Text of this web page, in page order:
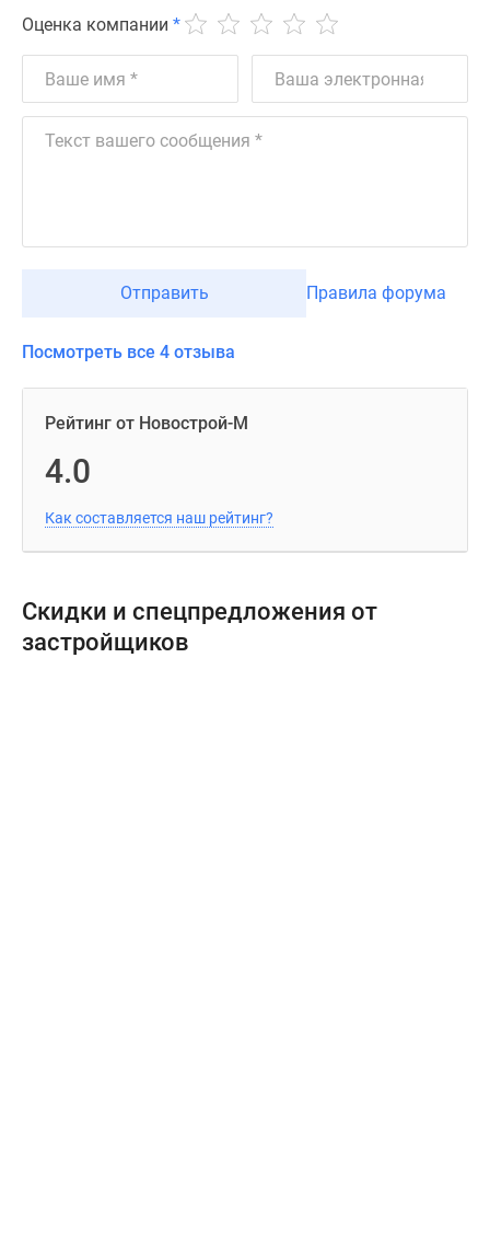
Оценка компании *
Отправить Правила форума
Посмотреть все 4 отзыва
Рейтинг от Новострой-М
4.0
Как составляется наш рейтинг?
Скидки и спецпредложения от
застройщиков